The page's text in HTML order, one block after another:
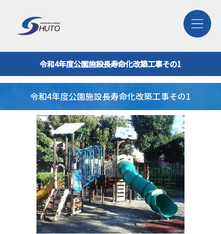
令和4年度公園施設長寿命化改築工事その1
令和4年度公園施設長寿命化改築工事その1